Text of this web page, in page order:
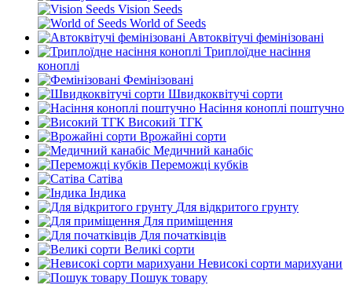
Vision Seeds
World of Seeds
Автоквітучі фемінізовані
Триплоїдне насіння
коноплі
Фемінізовані
Швидкоквітучі сорти
Насіння коноплі поштучно
Високий ТГК
Врожайні сорти
Медичний канабіс
Переможці кубків
Сатіва
Індика
Для відкритого грунту
Для приміщення
Для початківців
Великі сорти
Невисокі сорти марихуани
Пошук товару